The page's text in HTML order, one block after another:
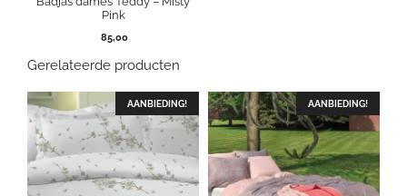
Pink
85,00
Gerelateerde producten
AANBIEDING! AANBIEDING!